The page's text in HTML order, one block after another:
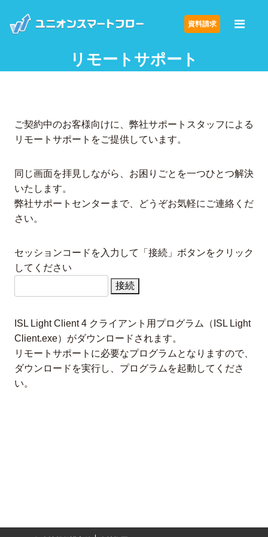
資料請求
リモートサポート
ご契約中のお客様向けに、弊社サポートスタッフによる
リモートサポートをご提供しています。
同じ画面を拝見しながら、お困りごとを一つひとつ解決
いたします。
弊社サポートセンターまで、どうぞお気軽にご連絡くだ
さい。
セッションコードを入力して「接続」ボタンをクリック
してください
ISL Light Client 4 クライアント用プログラム（ISL Light
Client.exe）がダウンロードされます。
リモートサポートに必要なプログラムとなりますので、
ダウンロードを実行し、プログラムを起動してくださ
い。